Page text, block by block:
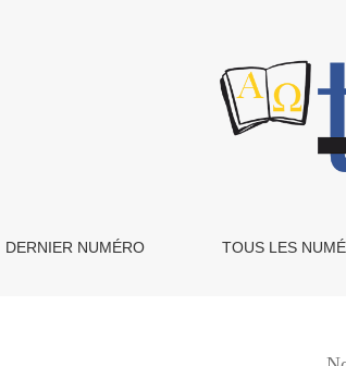
An Explanation and Defence of the
DERNIER NUMÉRO TOUS LES
utilisée est le :